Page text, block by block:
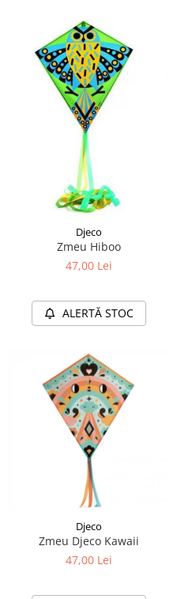
Djeco
Zmeu Hiboo
47,00 Lei
ALERTĂ STOC
Djeco
Zmeu Djeco Kawaii
47,00 Lei